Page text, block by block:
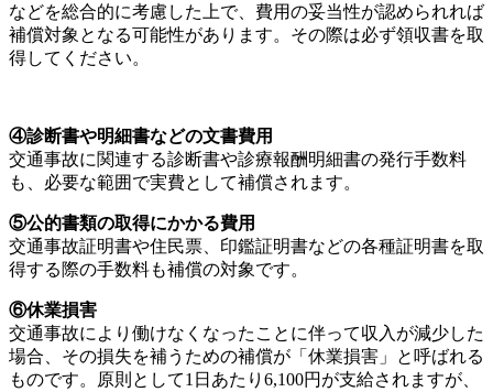
などを総合的に考慮した上で、費用の妥当性が認められれば
補償対象となる可能性があります。その際は必ず領収書を取
得してください。
④診断書や明細書などの文書費用
交通事故に関連する診断書や診療報酬明細書の発行手数料
も、必要な範囲で実費として補償されます。
⑤公的書類の取得にかかる費用
交通事故証明書や住民票、印鑑証明書などの各種証明書を取
得する際の手数料も補償の対象です。
⑥休業損害
交通事故により働けなくなったことに伴って収入が減少した
場合、その損失を補うための補償が「休業損害」と呼ばれる
ものです。原則として1日あたり6,100円が支給されますが、